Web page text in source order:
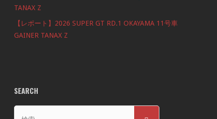
TANAX Z
【レポート】2026 SUPER GT RD.1 OKAYAMA 11号車
GAINER TANAX Z
SEARCH